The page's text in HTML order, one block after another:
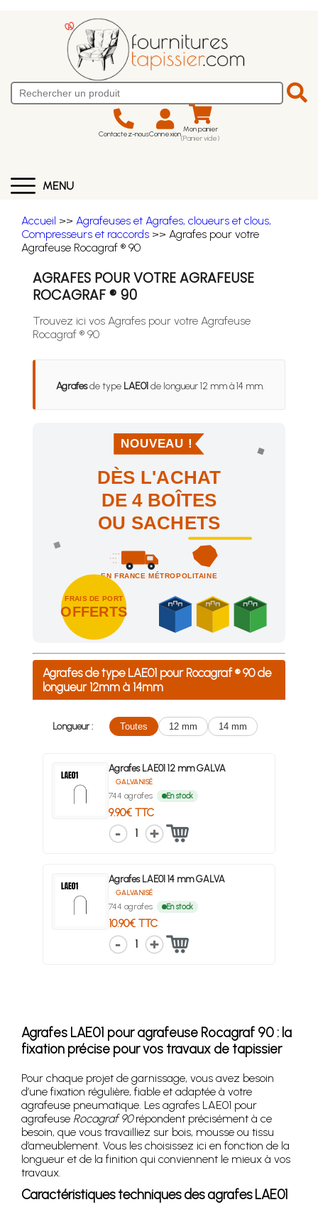
Contactez-nousConnexion Mon panier
(Panier vide)
MENU
Accueil >> Agrafeuses et Agrafes, cloueurs et clous,
Compresseurs et raccords >> Agrafes pour votre
Agrafeuse Rocagraf ® 90
AGRAFES POUR VOTRE AGRAFEUSE
ROCAGRAF ® 90
Trouvez ici vos Agrafes pour votre Agrafeuse
Rocagraf ® 90
Agrafesde type LAE01de longueur 12 mm à 14 mm.
NOUVEAU !
DÈS L'ACHAT
DE 4 BOÎTES
OU SACHETS
EN FRANCE MÉTROPOLITAINE
FRAIS DE PORT
OFFERTS
Achetez 4 sachets ou boîtes d'agrafes ou de pointes et
Agrafes de type LAE01 pour Rocagraf ® 90 de
longueur 12mm à 14mm
Longueur : Toutes 12 mm 14 mm
Agrafes LAE01 12 mm GALVA
GALVANISÉ
744 agrafes En stock
9.90€ TTC
1
Agrafes LAE01 14 mm GALVA
GALVANISÉ
744 agrafes En stock
10.90€ TTC
1
Agrafes LAE01 pour agrafeuse Rocagraf 90 : la
fixation précise pour vos travaux de tapissier
Pour chaque projet de garnissage, vous avez besoin
d’une fixation régulière, fiable et adaptée à votre
agrafeuse pneumatique. Les agrafes LAE01 pour
agrafeuse Rocagraf 90répondent précisément à ce
besoin, que vous travailliez sur bois, mousse ou tissu
d’ameublement. Vous les choisissez ici en fonction de la
longueur et de la finition qui conviennent le mieux à vos
travaux.
Caractéristiques techniques des agrafes LAE01